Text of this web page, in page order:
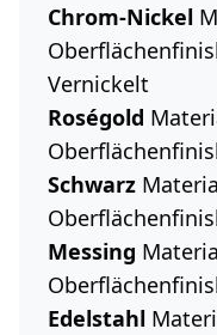
Chrom-Nickel
Vernickelt
Roségold
Schwarz
Messing
Edelstahl